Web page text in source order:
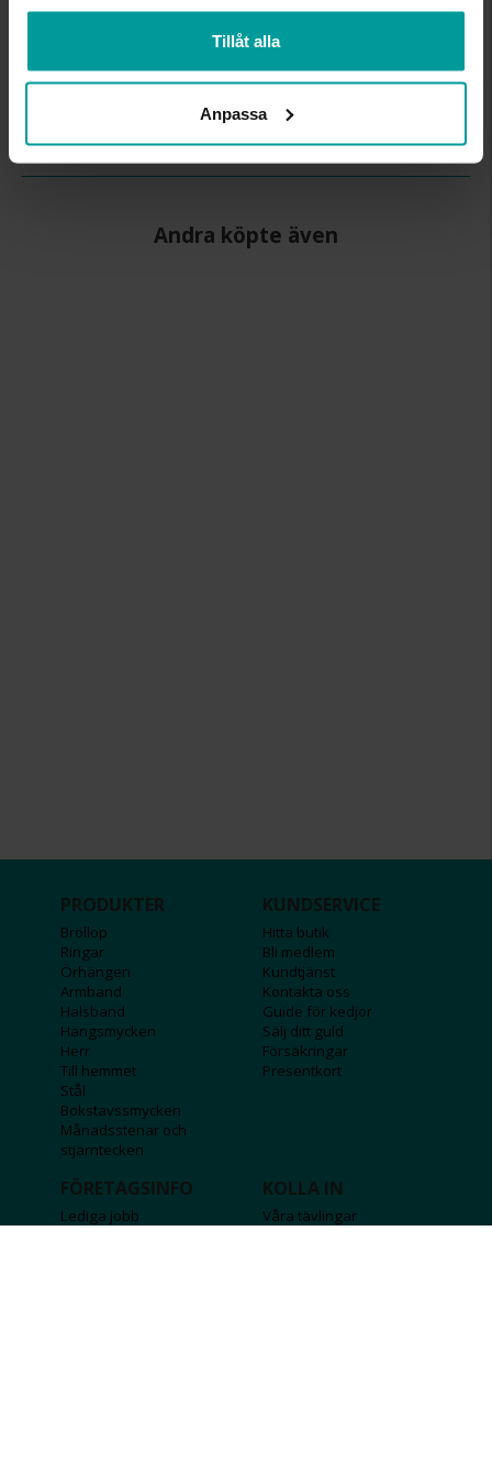
Tillåt alla
Anpassa
INFO
BREDD CA (MM)
5
HÖJD CA (MM)
1.5
Schalins
MATERIAL
Silver
Andra köpte även
PRODUKTER
Bröllop
Ringar
Örhängen
Armband
Halsband
Hängsmycken
Herr
Till hemmet
Stål
Bokstavssmycken
Månadsstenar och
stjärntecken
KUNDSERVICE
Hitta butik
Bli medlem
Kundtjänst
Kontakta oss
Guide för kedjor
Sälj ditt guld
Försäkringar
Presentkort
FÖRETAGSINFO
Lediga jobb
KOLLA IN
Våra tävlingar